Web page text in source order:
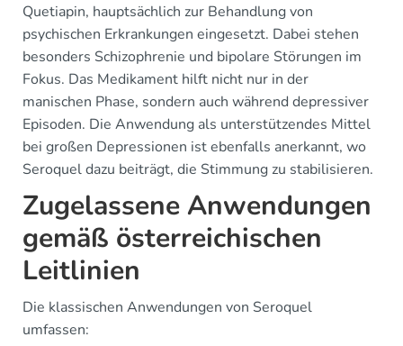
Quetiapin, hauptsächlich zur Behandlung von
psychischen Erkrankungen eingesetzt. Dabei stehen
besonders Schizophrenie und bipolare Störungen im
Fokus. Das Medikament hilft nicht nur in der
manischen Phase, sondern auch während depressiver
Episoden. Die Anwendung als unterstützendes Mittel
bei großen Depressionen ist ebenfalls anerkannt, wo
Seroquel dazu beiträgt, die Stimmung zu stabilisieren.
Zugelassene Anwendungen
gemäß österreichischen
Leitlinien
Die klassischen Anwendungen von Seroquel
umfassen: